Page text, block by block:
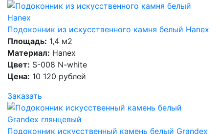
Подоконник из искусственного камня белый Hanex
Площадь: 1,4 м2
Материал: Hanex
Цвет: S-008 N-white
Цена: 10 120 рублей
Заказать
Подоконник искусственный камень белый Grandex